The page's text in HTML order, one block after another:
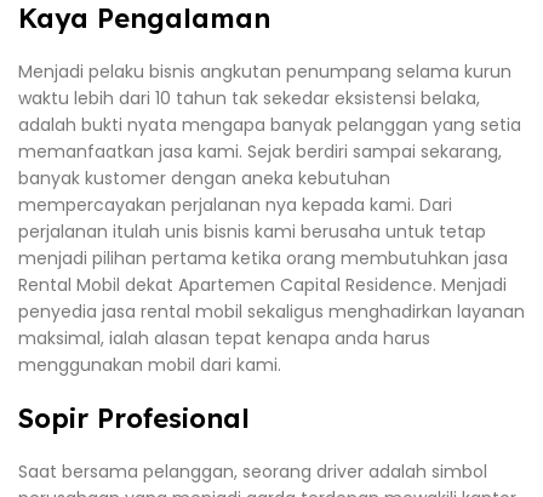
Kaya Pengalaman
Menjadi pelaku bisnis angkutan penumpang selama kurun
waktu lebih dari 10 tahun tak sekedar eksistensi belaka,
adalah bukti nyata mengapa banyak pelanggan yang setia
memanfaatkan jasa kami. Sejak berdiri sampai sekarang,
banyak kustomer dengan aneka kebutuhan
mempercayakan perjalanan nya kepada kami. Dari
perjalanan itulah unis bisnis kami berusaha untuk tetap
menjadi pilihan pertama ketika orang membutuhkan jasa
Rental Mobil dekat Apartemen Capital Residence. Menjadi
penyedia jasa rental mobil sekaligus menghadirkan layanan
maksimal, ialah alasan tepat kenapa anda harus
menggunakan mobil dari kami.
Sopir Profesional
Saat bersama pelanggan, seorang driver adalah simbol